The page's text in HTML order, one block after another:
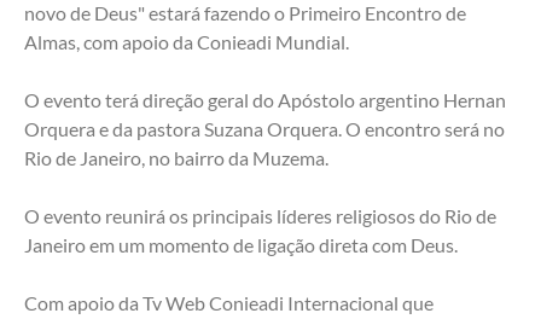
novo de Deus" estará fazendo o Primeiro Encontro de
Almas, com apoio da Conieadi Mundial.
O evento terá direção geral do Apóstolo argentino Hernan
Orquera e da pastora Suzana Orquera. O encontro será no
Rio de Janeiro, no bairro da Muzema.
O evento reunirá os principais líderes religiosos do Rio de
Janeiro em um momento de ligação direta com Deus.
Com apoio da Tv Web Conieadi Internacional que